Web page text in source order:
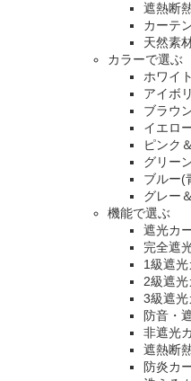
遮熱断
カーテ
天然素
カラーで選ぶ
ホワイ
アイボ
ブラウ
イエロ
ピンク
グリー
ブルー(
グレー
機能で選ぶ
遮光カ
完全遮
1級遮
2級遮光
3級遮光
防音・
非遮光
遮熱断
防炎カ